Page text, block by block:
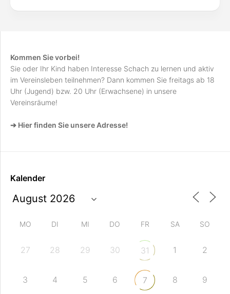
Kommen Sie vorbei!
Sie oder Ihr Kind haben Interesse Schach zu lernen und aktiv
im Vereinsleben teilnehmen? Dann kommen Sie freitags ab 18
Uhr (Jugend) bzw. 20 Uhr (Erwachsene) in unsere
Vereinsräume!
➔ Hier finden Sie unsere Adresse!
Kalender
MO DI MI DO FR SA SO
27 28 29 30 31 1 2
3 4 5 6 7 8 9